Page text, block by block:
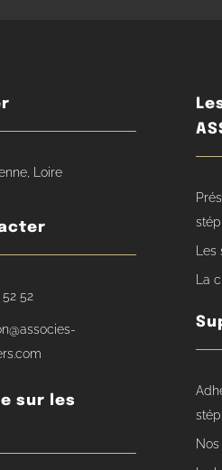
Loire
52
sur les
Les
La